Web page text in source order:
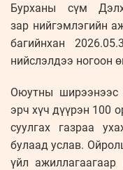
Бурханы сүм
зар нийгэмлэгийн
багийнхан
нийслэлдээ ногоон
Оюутны
эрч хүч дүүрэн 100
суулгах газраа
булаад услав.
үйл